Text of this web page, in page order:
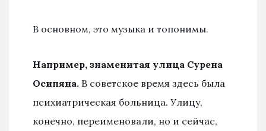
В основном, это музыка и топонимы.
Например, знаменитая улица Сурена
Осипяна. В советское время здесь была
психиатрическая больница. Улицу,
конечно, переименовали, но и сейчас,